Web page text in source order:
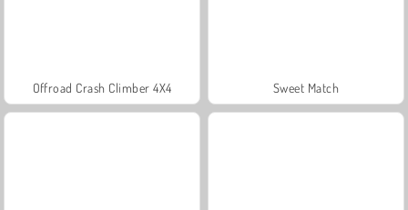
Offroad Crash Climber 4X4 Sweet Match